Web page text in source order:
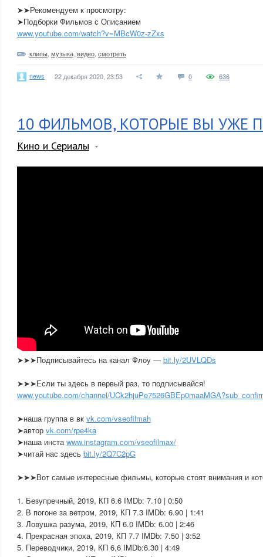
➤➤Рекомендуем к просмотру:
➤Подборки Фильмов с Описанием
www.youtube.com/watch?v=MBcW0z-zZxs
клипы музыка видео смотреть
news 22 декабря 2020, 23:53 0 636
10 ФИЛЬМОВ, КОТОРЫЕ ВЫ УЖЕ
Кино и Сериалы
➤➤➤Подписывайтесь на канал Флоу — bit.ly/2UVLQDs
➤➤➤Если ты здесь в первый раз, то подписывайся!
www.youtube.com/channel/
➤наша группа в вк vk.com/vseofilmah
➤автор vk.com/rpe4ka
➤наша инстаwww.instagram.com/vseofilmax/
➤читай нас здесь bit.ly/2Q7C2pG
➤➤➤Вот самые интересные фильмы, которые стоят внимания и
1. Безупречный, 2019, КП 6.6 IMDb: 7.10 | 0:50
2. В погоне за ветром, 2019, КП 7.3 IMDb: 6.90 | 1:41
3. Ловушка разума, 2019, КП 6.0 IMDb: 6.00 | 2:46
4. Прекрасная эпоха, 2019, КП 7.7 IMDb: 7.50 | 3:52
5. Переводчики, 2019, КП 6,6 IMDb:6.30 | 4:49